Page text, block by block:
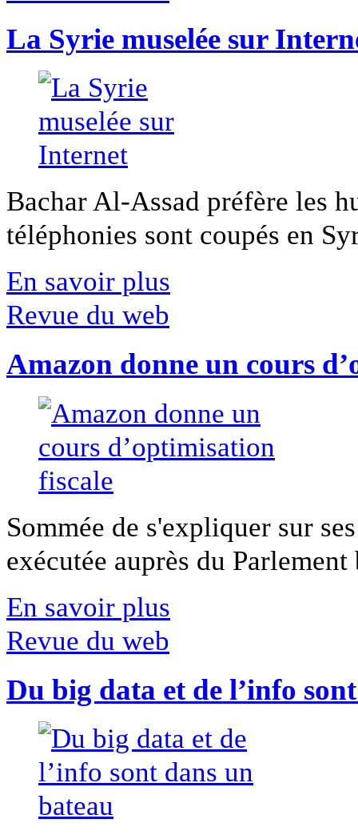
La Syrie muselée sur
Bachar Al-Assad préfère les
téléphonies sont coupés en
En savoir plus
Revue du web
Amazon donne un cours
Sommée de s'expliquer sur
exécutée auprès du
En savoir plus
Revue du web
Du big data et de l’info